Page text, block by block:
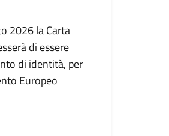
2026 la Carta
di essere
di identità, per
Europeo